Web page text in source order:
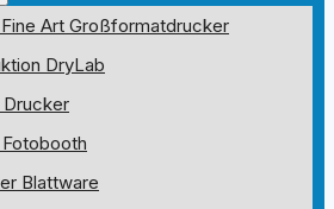
Art Großformatdrucker
DryLab
Drucker
Blattware